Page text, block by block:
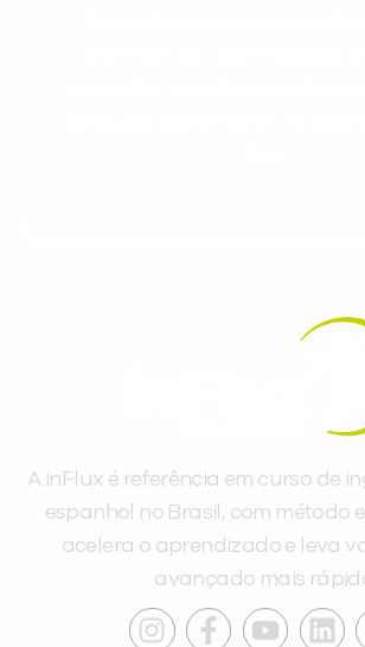
A inFlux é referência em curso de
espanhol no Brasil, com método
acelera o aprendizado e leva
avançado mais